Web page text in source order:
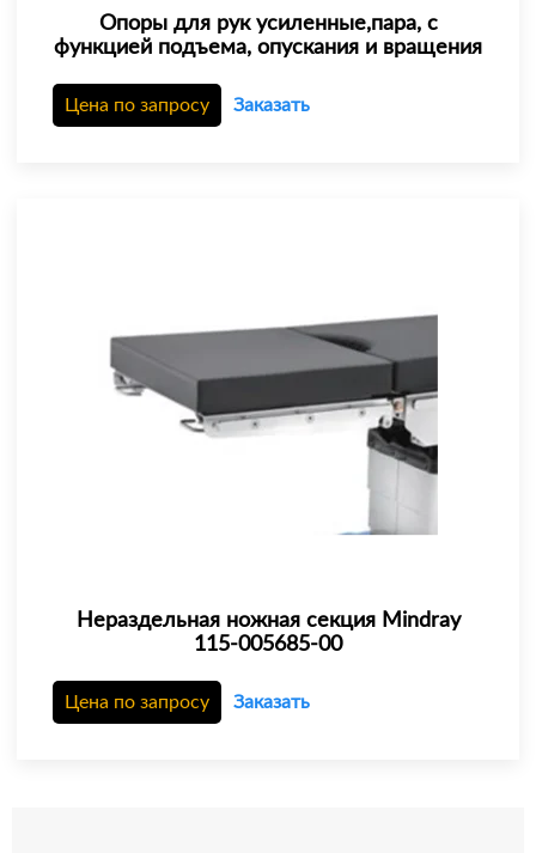
Опоры для рук усиленные,пара, с
функцией подъема, опускания и вращения
Цена по запросу Заказать
Нераздельная ножная секция Mindray
115-005685-00
Цена по запросу Заказать